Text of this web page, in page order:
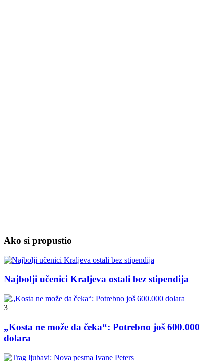
Ako si propustio
Najbolji učenici Kraljeva ostali bez stipendija
3
„Kosta ne može da čeka“: Potrebno još 600.000
dolara